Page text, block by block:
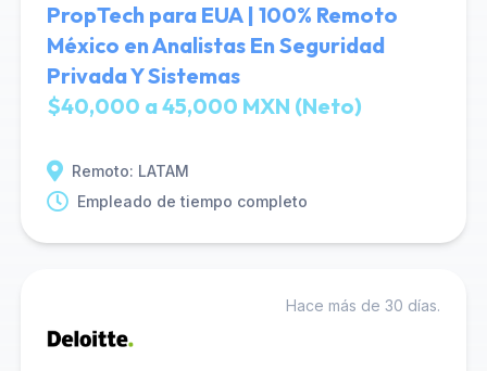
PropTech para EUA | 100% Remoto
México en Analistas En Seguridad
Privada Y Sistemas
$40,000 a 45,000 MXN (Neto)
Remoto: LATAM
Empleado de tiempo completo
Hace más de 30 días.